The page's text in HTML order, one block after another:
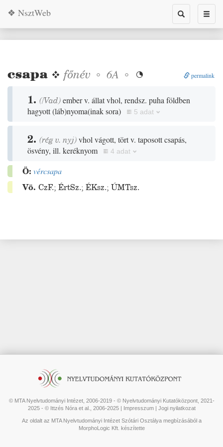
Toggle
search
❖ NsztWeb
csapa ❖ főnév ◦ 6A ◦  permalink
1. (/Vad)ember v. állat vhol, rendsz. puha földben
hagyott(láb)nyoma(inak sora) 5 adat
2. (régv. nyj)vhol vágott, tört v. taposott csapás,
ösvény, ill. keréknyom
4 adat
Ö: vércsapa
Vö. CzF.; ÉrtSz.; ÉKsz.; ÚMTsz.
© MTA Nyelvtudományi Intézet, 2006-2019 - © Nyelvtudományi Kutatóközpont, 2021-
2025 - © Ittzés Nóra et al., 2006-2025 | Impresszum| Jogi nyilatkozat
Az oldalt az MTA Nyelvtudományi Intézet Szótári Osztálya megbízásából a
MorphoLogic Kft. készítette